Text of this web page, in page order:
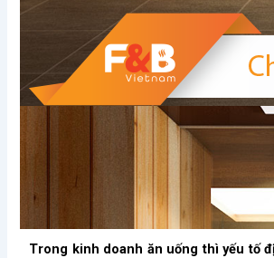
Trong kinh doanh ăn uống thì yếu tố